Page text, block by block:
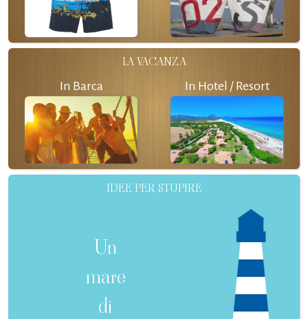
LA VACANZA
In Barca In Hotel / Resort
IDEE PER STUPIRE
Un
mare
di